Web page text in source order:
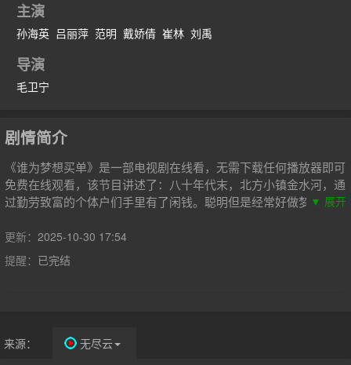
主演
孙海英 吕丽萍 范明 戴娇倩 崔林 刘禹
导演
毛卫宁
剧情简介
《谁为梦想买单》是一部电视剧在线看，无需下载任何播放器即可
免费在线观看，该节目讲述了：八十年代末，北方小镇金水河，通
过勤劳致富的个体户们手里有了闲钱。聪明但是经常好做梦的刘奇
思好哥们五里香烤鸡店老板金守财的大力倡导下，大伙纷纷入股这
个“高科技”项目，都梦想着飞机造成后能够一本万利。刘奇思日夜
操劳，飞机还真的造成了形，尽管做工比较粗糙。飞机预期试飞，
路，老婆也跟他离了婚。他把三岁的女儿刘殊妹托付给了金守财，
▼ 展开
更新： 2025-10-30 17:54
提醒： 已完结
来源： 无尽云